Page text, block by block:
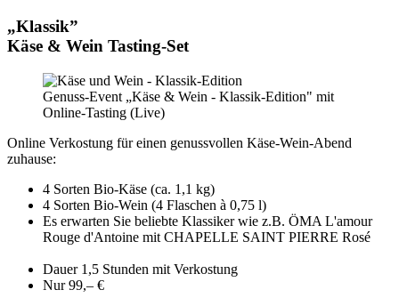
„Klassik”
Käse & Wein Tasting-Set
Genuss-Event „Käse & Wein - Klassik-Edition" mit
Online-Tasting (Live)
Online Verkostung für einen genussvollen Käse-Wein-Abend
zuhause:
4 Sorten Bio-Käse (ca. 1,1 kg)
4 Sorten Bio-Wein (4 Flaschen à 0,75 l)
Es erwarten Sie beliebte Klassiker wie z.B. ÖMA L'amour
Rouge d'Antoine mit CHAPELLE SAINT PIERRE Rosé
Dauer 1,5 Stunden mit Verkostung
Nur 99,– €